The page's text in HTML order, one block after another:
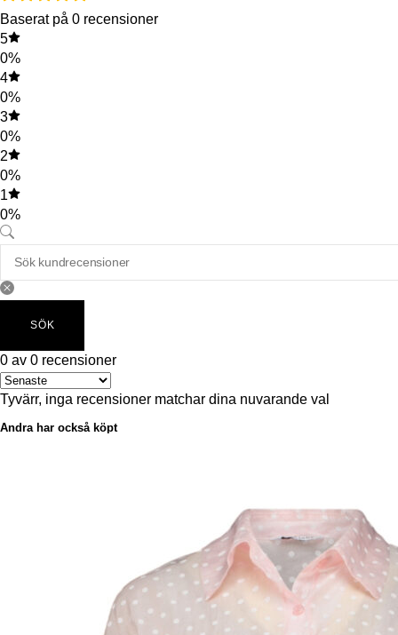
Baserat på 0 recensioner
5
0%
4
0%
3
0%
2
0%
1
0%
SÖK
0 av 0 recensioner
Tyvärr, inga recensioner matchar dina nuvarande val
Andra har också köpt